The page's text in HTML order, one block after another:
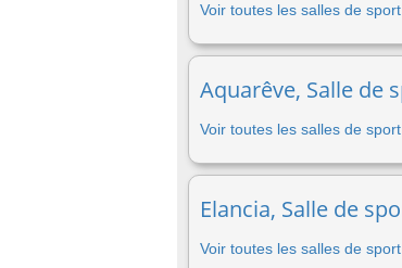
Voir toutes les salles de
Aquarêve, Salle de
Voir toutes les salles de
Elancia, Salle de
Voir toutes les salles de